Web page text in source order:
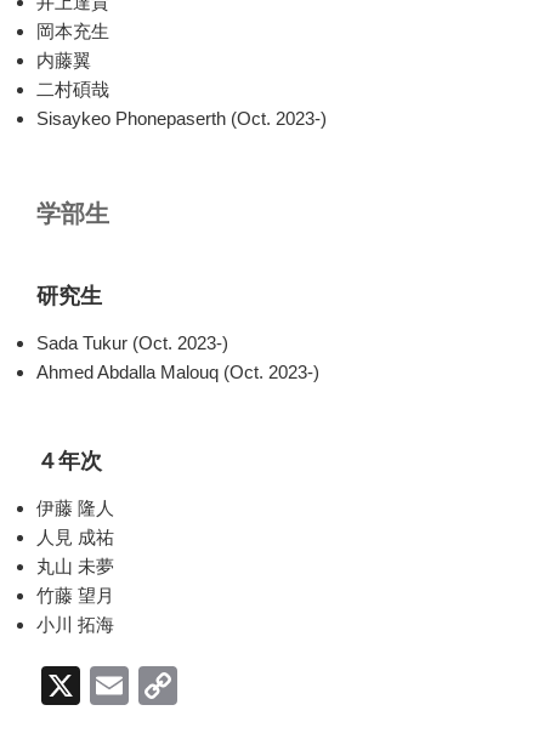
岡本充生
内藤翼
二村碩哉
Sisaykeo Phonepaserth (Oct. 2023-)
学部生
研究生
Sada Tukur (Oct. 2023-)
Ahmed Abdalla Malouq (Oct. 2023-)
４年次
伊藤 隆人
人見 成祐
丸山 未夢
竹藤 望月
小川 拓海
X
E